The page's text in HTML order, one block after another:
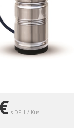
s DPH / Kus